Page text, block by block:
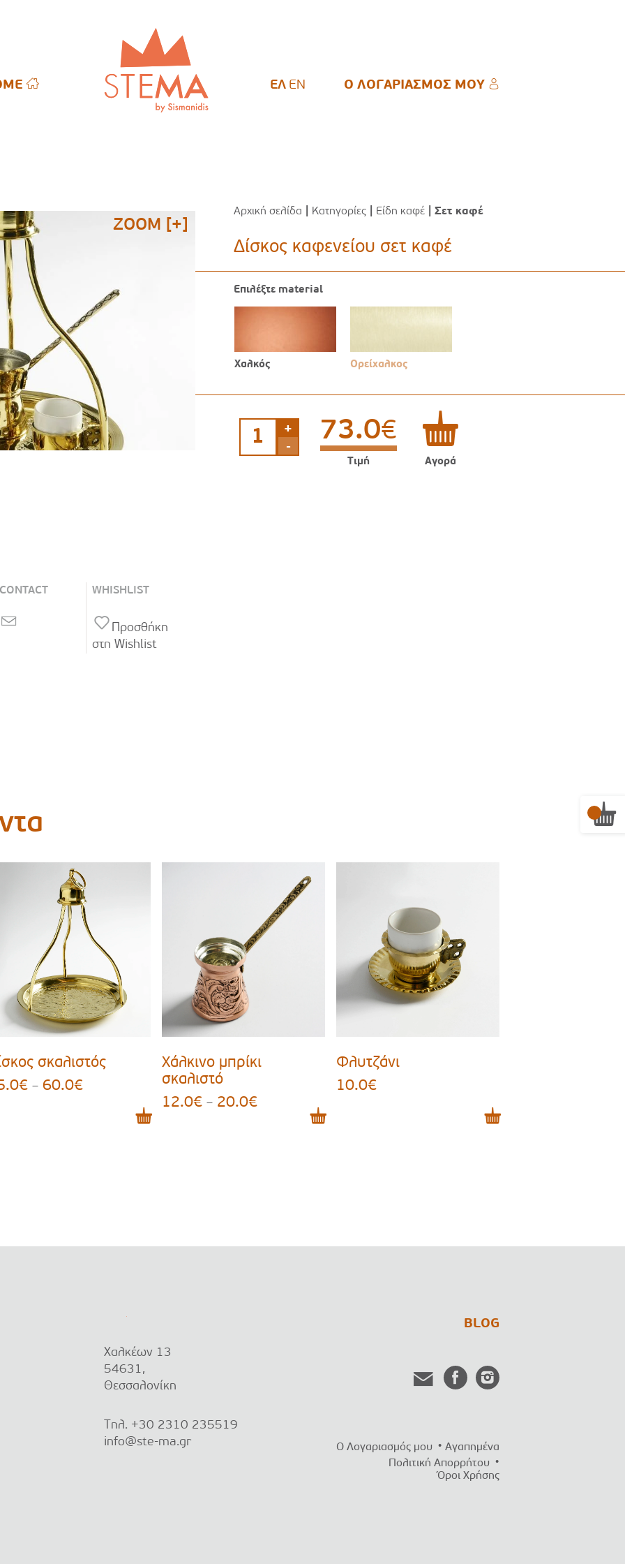
ΕΛ EN Ο ΛΟΓΑΡΙΑΣΜΟΣ ΜΟΥ
Ο ΛΟΓΑΡΙΑΣΜΟΣ ΜΟΥ
ZOOM [+]
Αρχική σελίδα Κατηγορίες Είδη καφέ | Σετ καφέ
Δίσκος καφενείου σετ καφέ
Επιλέξτε material
Χαλκός Ορείχαλκος
+
-
Σετ
καφέ
ποσότητα
73.0€
Τιμή Αγορά
CONTACT WHISHLIST
Προσθήκη
στη Wishlist
σκαλιστός
€ – 60.0€Price
Χάλκινο μπρίκι
σκαλιστό
12.0€ – 20.0€Price
Φλυτζάνι
10.0€
Χαλκέων 13
54631,
Θεσσαλονίκη
Τηλ. +30 2310 235519
info@ste-ma.gr
BLOG
Ο Λογαριασμός μου
Αγαπημένα
Πολιτική Απορρήτου
Όροι Χρήσης